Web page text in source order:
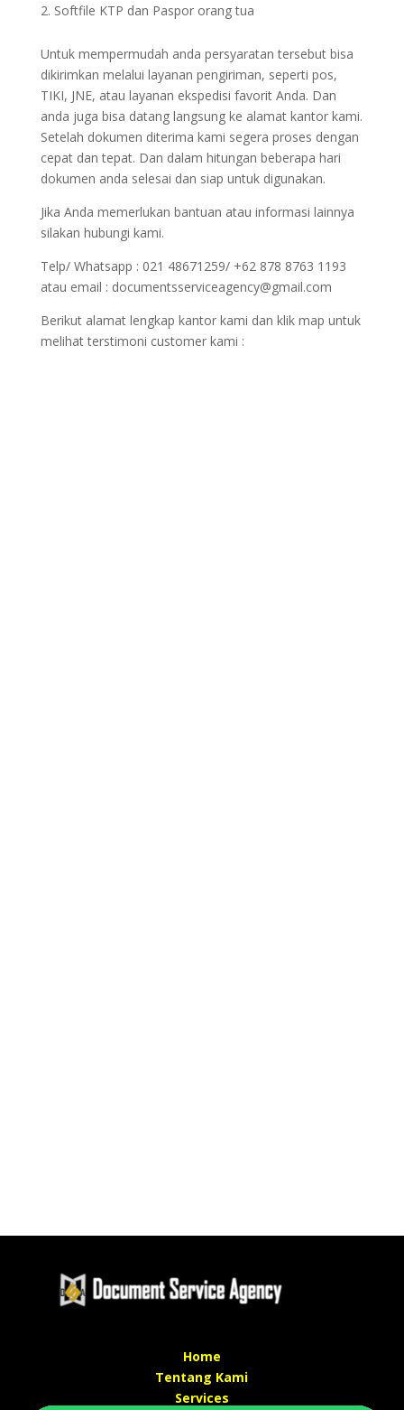
Softfile KTP dan Paspor orang tua
Untuk mempermudah anda persyaratan tersebut bisa
dikirimkan melalui layanan pengiriman, seperti pos,
TIKI, JNE, atau layanan ekspedisi favorit Anda. Dan
anda juga bisa datang langsung ke alamat kantor kami.
Setelah dokumen diterima kami segera proses dengan
cepat dan tepat. Dan dalam hitungan beberapa hari
dokumen anda selesai dan siap untuk digunakan.
Jika Anda memerlukan bantuan atau informasi lainnya
silakan hubungi kami.
Telp/ Whatsapp : 021 48671259/ +62 878 8763 1193
atau email : documentsserviceagency@gmail.com
Berikut alamat lengkap kantor kami dan klik map untuk
melihat terstimoni customer kami :
Home
Tentang Kami
Services